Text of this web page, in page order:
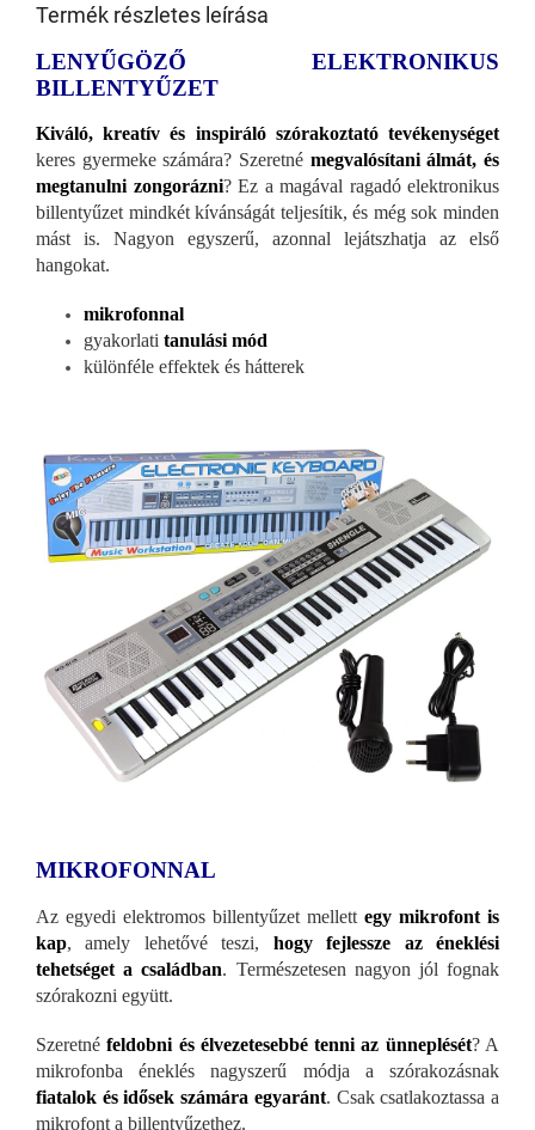
Termék részletes leírása
LENYŰGÖZŐ ELEKTRONIKUS
BILLENTYŰZET
Kiváló, kreatív és inspiráló szórakoztató tevékenységet
keres gyermeke számára? Szeretné megvalósítani álmát, és
megtanulni zongorázni? Ez a magával ragadó elektronikus
billentyűzet mindkét kívánságát teljesítik, és még sok minden
mást is. Nagyon egyszerű, azonnal lejátszhatja az első
hangokat.
mikrofonnal
gyakorlati tanulási mód
különféle effektek és hátterek
MIKROFONNAL
Az egyedi elektromos billentyűzet mellett egy mikrofont is
kap, amely lehetővé teszi, hogy fejlessze az éneklési
tehetséget a családban. Természetesen nagyon jól fognak
szórakozni együtt.
Szeretnéfeldobni és élvezetesebbé tenni az ünneplését? A
mikrofonba éneklés nagyszerű módja a szórakozásnak
fiatalok és idősek számára egyaránt. Csak csatlakoztassa a
mikrofont a billentyűzethez.